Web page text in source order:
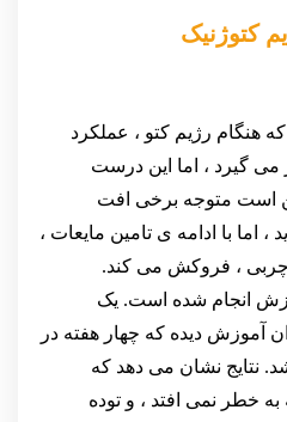
کتوژنیک
كه هنگام رژیم كتو ، عملکرد
می گیرد ، اما این درست
است متوجه برخی افت
اما با ادامه ی تامین مایعات ،
چربی ، فروکش می کند.
انجام شده است. یک
آموزش دیده که چهار هفته در
نتایج نشان می دهد که
خطر نمی افتد ، و توده